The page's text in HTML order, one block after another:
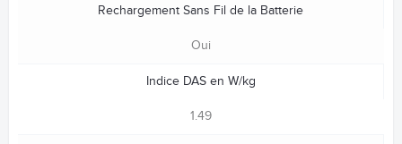
Rechargement Sans Fil de la Batterie
Oui
Indice DAS en W/kg
1.49